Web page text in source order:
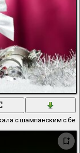
и бокалы
с шампанским с